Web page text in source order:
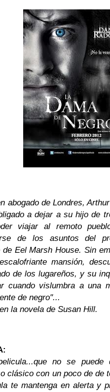
abogado de Londres,
a dejar a su hijo de
viajar al remoto
de los asuntos del
de Eel Marsh House. Sin
mansión,
de los lugareños, y su
cuando vislumbra a una
de negro"...
la novela de Susan Hill.
no se puede
clásico con un poco de de
te mantenga en alerta y